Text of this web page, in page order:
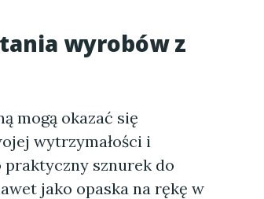
wyrobów z
mogą okazać się
wytrzymałości i
praktyczny sznurek do
jako opaska na rękę w